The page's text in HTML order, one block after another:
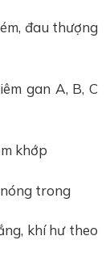
đau thượng
gan A, B, C
khớp
trong
khí hư theo